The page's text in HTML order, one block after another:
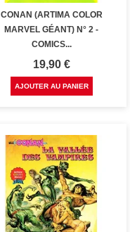
CONAN (ARTIMA COLOR
MARVEL GÉANT) N° 2 -
COMICS...
Prix
19,90 €
AJOUTER AU PANIER